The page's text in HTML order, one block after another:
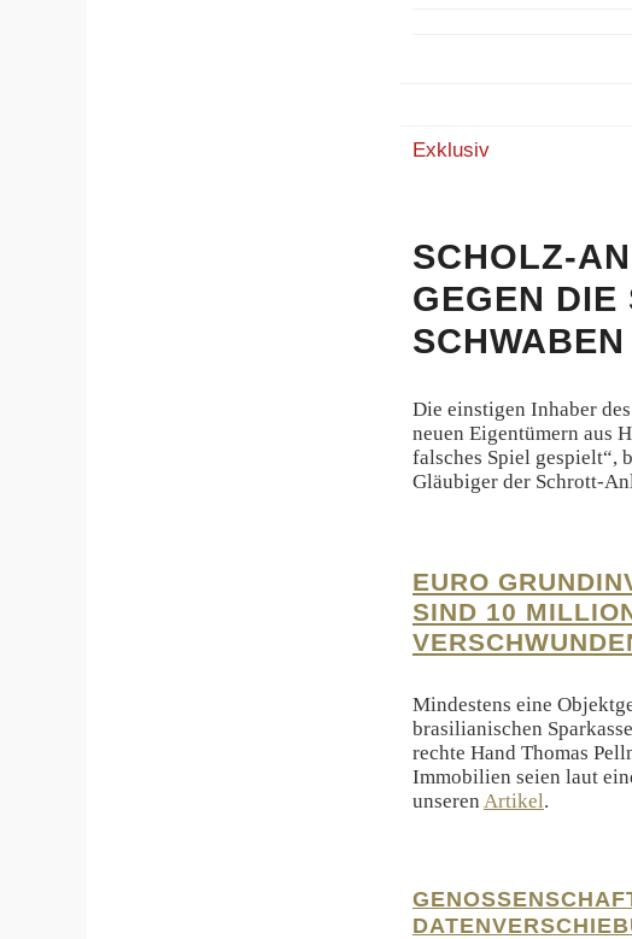
Exklusiv
SCHOLZ-
GEGEN DIE
SCHWABEN
Die einstigen Inhaber
neuen Eigentümern aus
falsches Spiel gespielt“,
Gläubiger der Schrott-
EURO
SIND 10
Mindestens eine
brasilianischen
rechte Hand Thomas
Immobilien seien laut
unseren Artikel.